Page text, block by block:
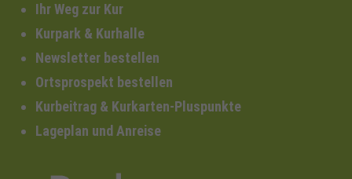
Ihr Weg zur Kur
Kurpark & Kurhalle
Newsletter bestellen
Ortsprospekt bestellen
Kurbeitrag & Kurkarten-Pluspunkte
Lageplan und Anreise